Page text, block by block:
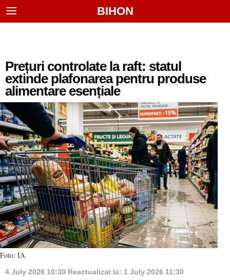
BIHON
Prețuri controlate la raft: statul
extinde plafonarea pentru produse
alimentare esențiale
Foto: IA
4 July 2026 10:30 Reactualizat la: 1 July 2026 11:30